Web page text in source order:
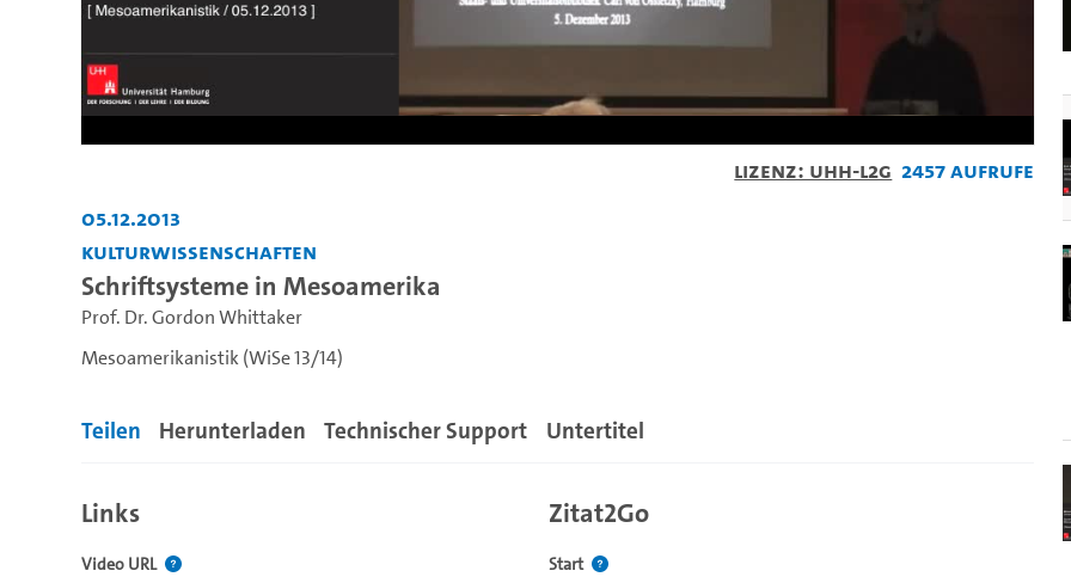
abspielen
Lizenz: UHH-L2G 2457 Aufrufe
05.12.2013
Kulturwissenschaften
Schriftsysteme in Mesoamerika
Prof. Dr. Gordon Whittaker
Mesoamerikanistik (WiSe 13/14)
Teilen Herunterladen Technischer Support Untertitel
Links
Video URL Der Link zu diesem Video.
Zitat2Go
Start Definiert den Startpunkt für Zitat2Go. Bitte in das Feld klicken, um